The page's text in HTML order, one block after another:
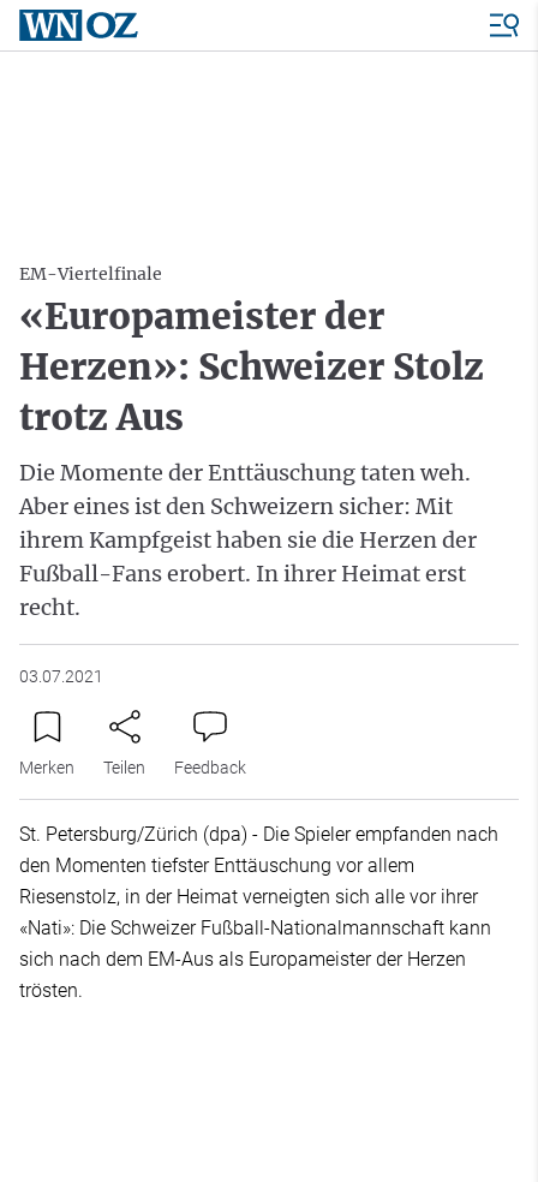
EM-Viertelfinale
«Europameister der
Herzen»: Schweizer Stolz
trotz Aus
Die Momente der Enttäuschung taten weh.
Aber eines ist den Schweizern sicher: Mit
ihrem Kampfgeist haben sie die Herzen der
Fußball-Fans erobert. In ihrer Heimat erst
recht.
03.07.2021
Merken Teilen Feedback
St. Petersburg/Zürich (dpa) - Die Spieler empfanden nach
den Momenten tiefster Enttäuschung vor allem
Riesenstolz, in der Heimat verneigten sich alle vor ihrer
«Nati»: Die Schweizer Fußball-Nationalmannschaft kann
sich nach dem EM-Aus als Europameister der Herzen
trösten.